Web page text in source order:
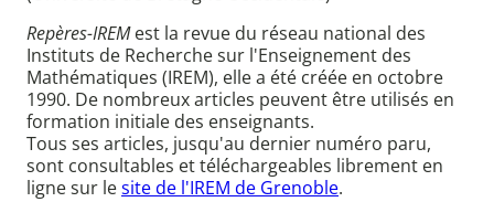
Repères-IREMest la revue du réseau national des
Instituts de Recherche sur l'Enseignement des
Mathématiques (IREM), elle a été créée en octobre
1990. De nombreux articles peuvent être utilisés en
formation initiale des enseignants.
Tous ses articles, jusqu'au dernier numéro paru,
sont consultables et téléchargeables librement en
ligne sur lesite de l'IREM de Grenoble.